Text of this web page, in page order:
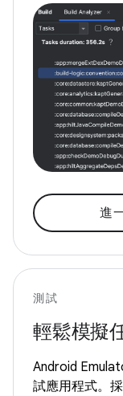
進
測試
輕鬆模擬
Android
試應用程式。